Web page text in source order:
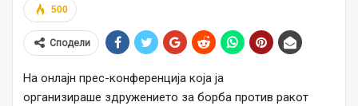
500
Сподели
На онлајн прес-конференција која ја
организираше здружението за борба против ракот